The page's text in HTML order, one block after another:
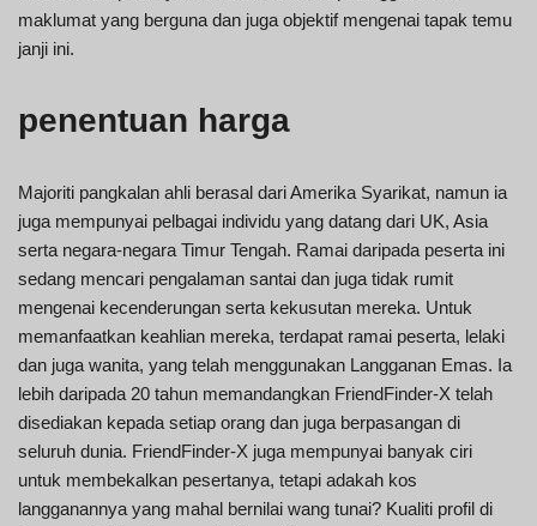
maklumat yang berguna dan juga objektif mengenai tapak temu
janji ini.
penentuan harga
Majoriti pangkalan ahli berasal dari Amerika Syarikat, namun ia
juga mempunyai pelbagai individu yang datang dari UK, Asia
serta negara-negara Timur Tengah. Ramai daripada peserta ini
sedang mencari pengalaman santai dan juga tidak rumit
mengenai kecenderungan serta kekusutan mereka. Untuk
memanfaatkan keahlian mereka, terdapat ramai peserta, lelaki
dan juga wanita, yang telah menggunakan Langganan Emas. Ia
lebih daripada 20 tahun memandangkan FriendFinder-X telah
disediakan kepada setiap orang dan juga berpasangan di
seluruh dunia. FriendFinder-X juga mempunyai banyak ciri
untuk membekalkan pesertanya, tetapi adakah kos
langganannya yang mahal bernilai wang tunai? Kualiti profil di